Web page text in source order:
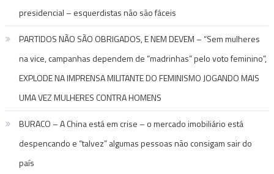
presidencial – esquerdistas não são fáceis
PARTIDOS NÃO SÃO OBRIGADOS, E NEM DEVEM – “Sem mulheres
na vice, campanhas dependem de “madrinhas” pelo voto feminino”,
EXPLODE NA IMPRENSA MILITANTE DO FEMINISMO JOGANDO MAIS
UMA VEZ MULHERES CONTRA HOMENS
BURACO – A China está em crise – o mercado imobiliário está
despencando e “talvez” algumas pessoas não consigam sair do
país